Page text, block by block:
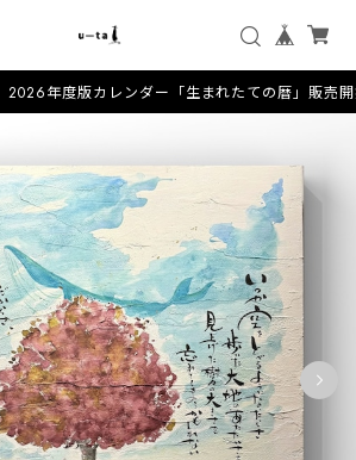
2026年度版カレンダー「生まれたての暦」販売開